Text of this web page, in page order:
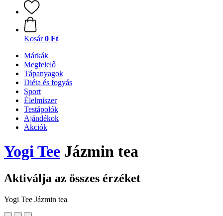
Kosár 0 Ft
Márkák
Megfelelő
Tápanyagok
Diéta és fogyás
Sport
Élelmiszer
Testápolók
Ajándékok
Akciók
Yogi Tee Jázmin tea
Aktiválja az összes érzéket
Yogi Tee Jázmin tea